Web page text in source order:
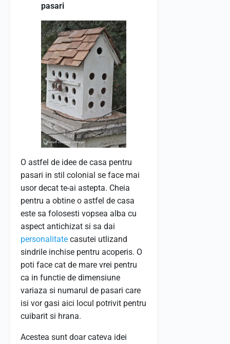
pasari
O astfel de idee de casa pentru
pasari in stil colonial se face mai
usor decat te-ai astepta. Cheia
pentru a obtine o astfel de casa
este sa folosesti vopsea alba cu
aspect antichizat si sa dai
personalitate casutei utlizand
sindrile inchise pentru acoperis. O
poti face cat de mare vrei pentru
ca in functie de dimensiune
variaza si numarul de pasari care
isi vor gasi aici locul potrivit pentru
cuibarit si hrana.
Acestea sunt doar cateva idei